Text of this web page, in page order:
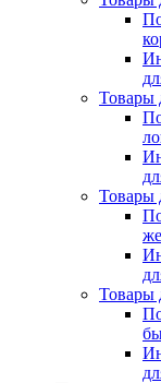
Товары
Товары
Товары